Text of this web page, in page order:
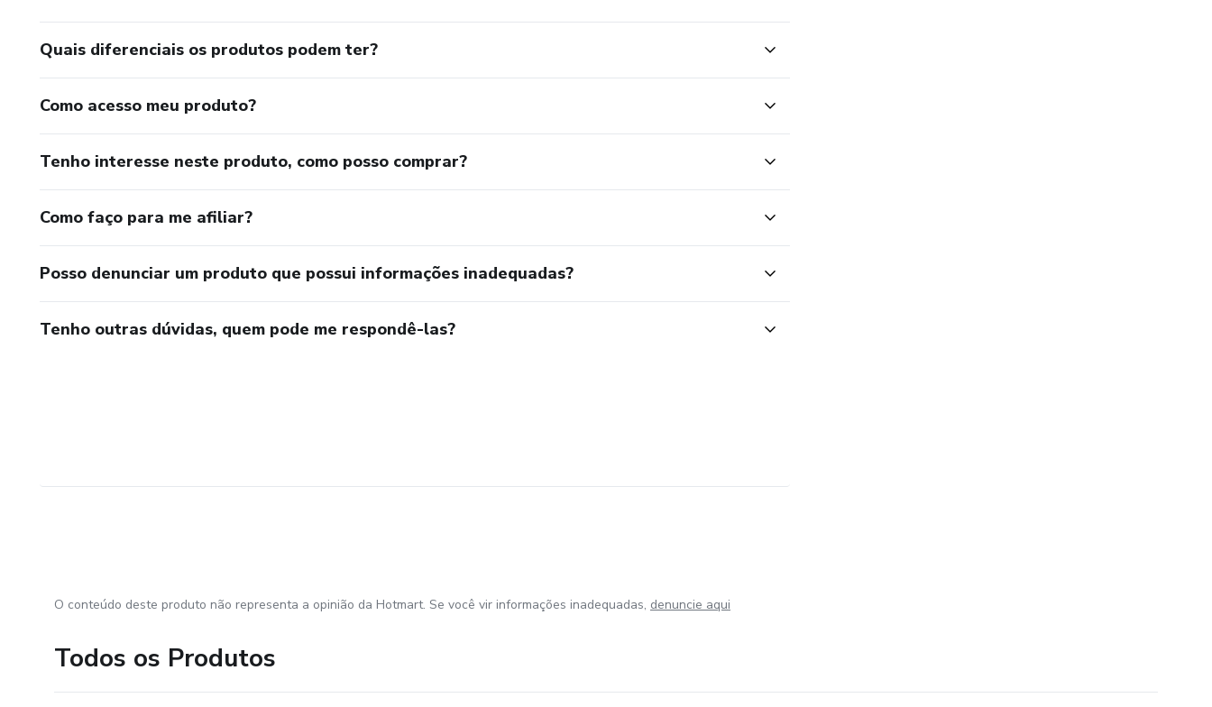
Quais diferenciais os produtos podem ter?
Como acesso meu produto?
Tenho interesse neste produto, como posso comprar?
Como faço para me afiliar?
Posso denunciar um produto que possui informações inadequadas?
Tenho outras dúvidas, quem pode me respondê-las?
O conteúdo deste produto não representa a opinião da Hotmart. Se você vir informações inadequadas, denuncie aqui
Todos os Produtos